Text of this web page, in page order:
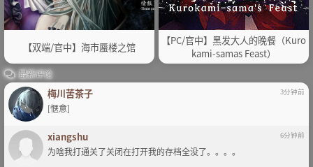
【双端/官中】海市蜃楼之馆
【PC/官中】黑发大人的晚餐（Kuro
kami-samas Feast）
最新评论
梅川苦茶子 3分钟前
[惬意]
xiangshu 6分钟前
为啥我打通关了关闭在打开我的存档全没了。。。。